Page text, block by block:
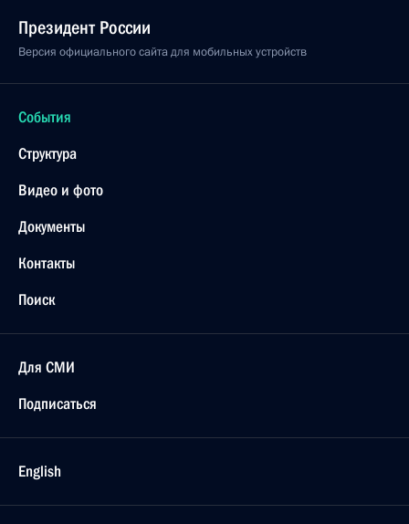
Президент России
Версия официального сайта для мобильных устройств
События
Структура
Видео и фото
Документы
Контакты
Поиск
Для СМИ
Подписаться
English